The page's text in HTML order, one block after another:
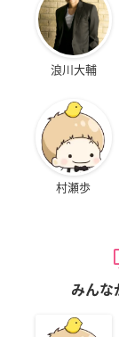
浪川大輔
村瀬歩
みんな